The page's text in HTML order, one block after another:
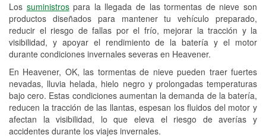
Los suministrospara la llegada de las tormentas de nieve son
productos diseñados para mantener tu vehículo preparado,
reducir el riesgo de fallas por el frío, mejorar la tracción y la
visibilidad, y apoyar el rendimiento de la batería y el motor
durante condiciones invernales severas en Heavener.
En Heavener, OK, las tormentas de nieve pueden traer fuertes
nevadas, lluvia helada, hielo negro y prolongadas temperaturas
bajo cero. Estas condiciones aumentan la demanda de la batería,
reducen la tracción de las llantas, espesan los fluidos del motor y
afectan la visibilidad, lo que eleva el riesgo de averías y
accidentes durante los viajes invernales.
Reciclaje de baterías y aceite
Instalación de bombillas de faros
Instalación de limpiaparabrisas
Programa de Préstamo de
Herramientas
Rectificación de tambores y discos de
freno